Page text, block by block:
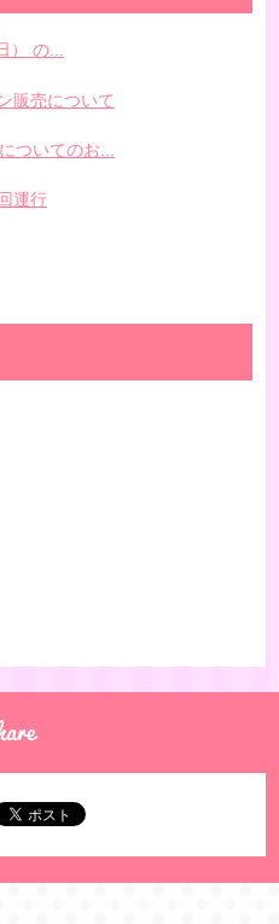
） の...
販売について
ついてのお...
運行